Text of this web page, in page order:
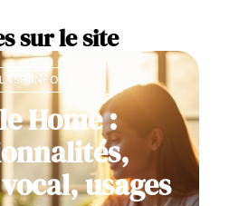
sur le site
INFO
Home :
usages